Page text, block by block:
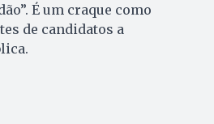
É um craque como
de candidatos a